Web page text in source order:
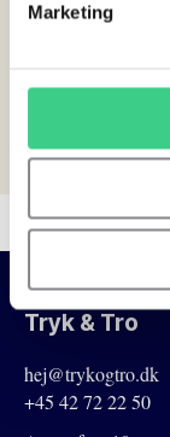
Marketing
Tryk & Tro
hej@trykogtro.dk
+45 42 72 22 50